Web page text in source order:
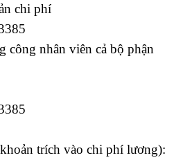
chi phí
công nhân viên cả bộ phận
trích vào chi phí lương):